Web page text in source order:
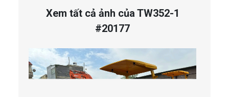
Xem tất cả ảnh của TW352-1
#20177